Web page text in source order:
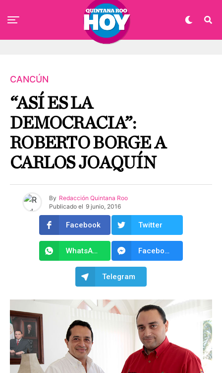
CANCÚN
“ASÍ ES LA
DEMOCRACIA”:
ROBERTO BORGE A
CARLOS JOAQUÍN
By Redacción Quintana Roo
Publicado el 9 junio, 2016
Facebook Twitter
WhatsApp Facebook Messenger
Telegram